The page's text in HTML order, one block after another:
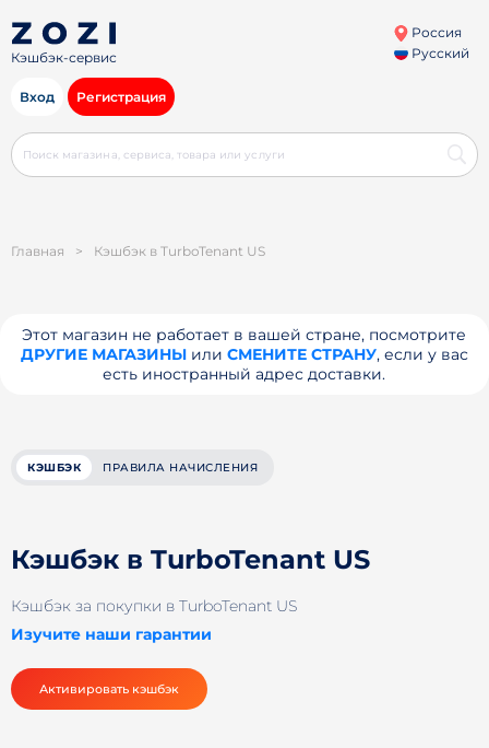
Кэшбэк-сервис
Россия
Русский
Вход Регистрация
Главная > Кэшбэк в TurboTenant US
Этот магазин не работает в вашей стране, посмотрите
ДРУГИЕ МАГАЗИНЫили СМЕНИТЕ СТРАНУ, если у вас
есть иностранный адрес доставки.
КЭШБЭК ПРАВИЛА НАЧИСЛЕНИЯ
Кэшбэк в TurboTenant US
Кэшбэк за покупки в TurboTenant US
Изучите наши гарантии
Активировать кэшбэк